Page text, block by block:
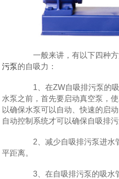
一般来讲，有以下四种方
污泵的自吸力：
1、在ZW自吸排污泵的吸
水泵之前，首先要启动真空泵，
以确保水泵可以自动、快速的启
自动控制系统才可以确保自吸排污
2、减少自吸排污泵进水
平距离。
3、在自吸排污泵的吸水